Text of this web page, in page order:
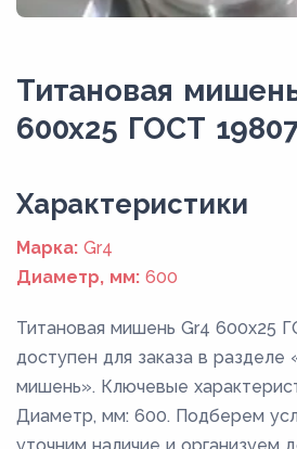
Титановая
600x25 ГОСТ
Xарактеристики
Марка: Gr4
Диаметр, мм: 600
Титановая мишень Gr4 600x25
доступен для заказа в разделе
мишень». Ключевые
Диаметр, мм: 600. Подберем
уточним наличие и организуем